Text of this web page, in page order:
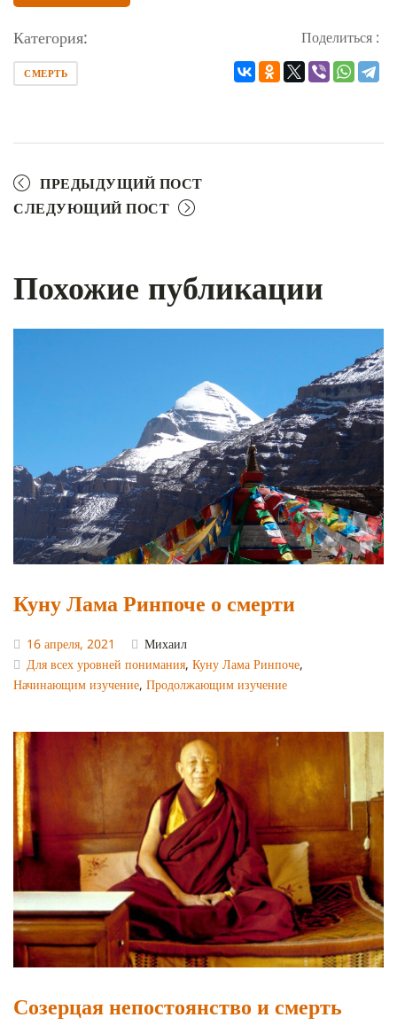
Категория:
СМЕРТЬ
Поделиться :
ПРЕДЫДУЩИЙ ПОСТ
СЛЕДУЮЩИЙ ПОСТ
Похожие публикации
Куну Лама Ринпоче о смерти
16 апреля, 2021
Михаил
Для всех уровней понимания, Куну Лама Ринпоче,
Начинающим изучение, Продолжающим изучение
Созерцая непостоянство и смерть